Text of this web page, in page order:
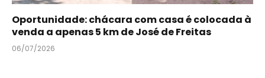
Oportunidade: chácara com casa é colocada à
venda a apenas 5 km de José de Freitas
06/07/2026